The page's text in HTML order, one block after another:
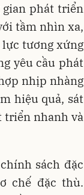
phát triển
tầm nhìn xa,
tương xứng
yêu cầu phát
nhịp nhàng
hiệu quả, sát
triển nhanh và
sách đặc
chế đặc thù.